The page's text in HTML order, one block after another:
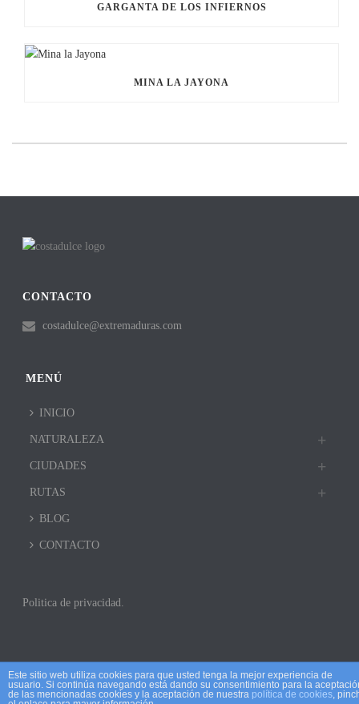
GARGANTA DE LOS INFIERNOS
MINA LA JAYONA
CONTACTO
costadulce@extremaduras.com
MENÚ
INICIO
NATURALEZA
CIUDADES
RUTAS
BLOG
CONTACTO
Politica de privacidad.
Este sitio web utiliza cookies para que usted tenga la mejor experiencia de
usuario. Si continúa navegando está dando su consentimiento para la
de las mencionadas cookies y la aceptación de nuestra política de cookies,